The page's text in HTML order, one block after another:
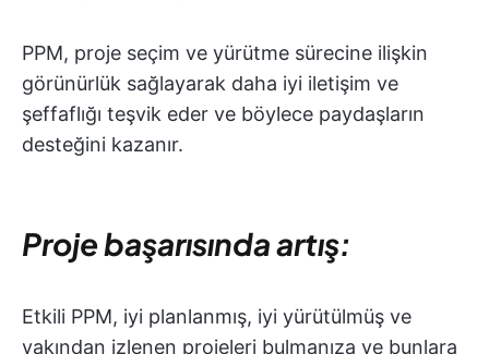
PPM, proje seçim ve yürütme sürecine ilişkin
görünürlük sağlayarak daha iyi iletişim ve
şeffaflığı teşvik eder ve böylece paydaşların
desteğini kazanır.
Proje başarısında artış:
Etkili PPM, iyi planlanmış, iyi yürütülmüş ve
yakından izlenen projeleri bulmanıza ve bunlara